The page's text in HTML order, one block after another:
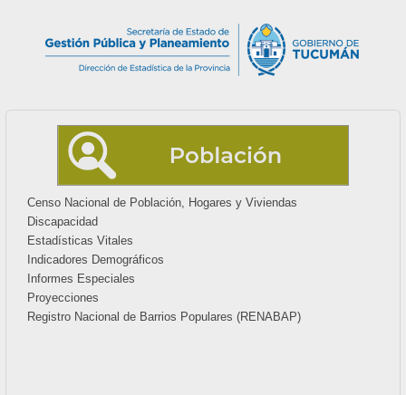
Censo Nacional de Población, Hogares y Viviendas
Discapacidad
Estadísticas Vitales
Indicadores Demográficos
Informes Especiales
Proyecciones
Registro Nacional de Barrios Populares (RENABAP)